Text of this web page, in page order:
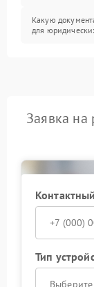
Какую
для
Заявка на
Тип
Выберите